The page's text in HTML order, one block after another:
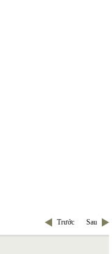
Trước Sau